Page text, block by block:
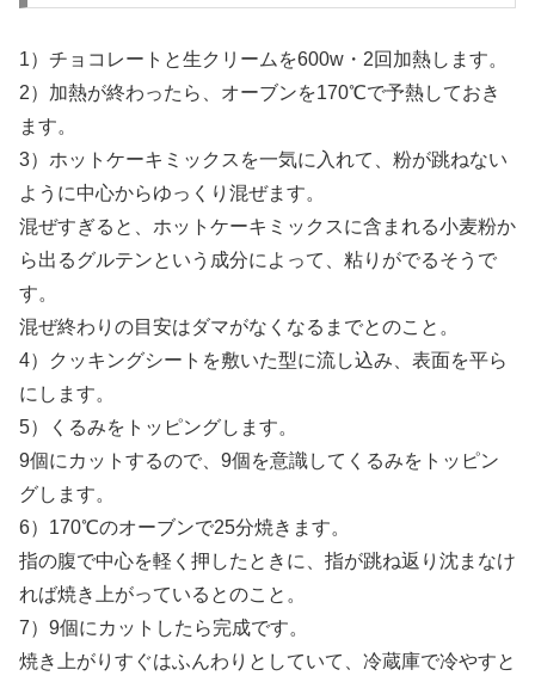
1）チョコレートと生クリームを600w・2回加熱します。
2）加熱が終わったら、オーブンを170℃で予熱しておき
ます。
3）ホットケーキミックスを一気に入れて、粉が跳ねない
ように中心からゆっくり混ぜます。
混ぜすぎると、ホットケーキミックスに含まれる小麦粉か
ら出るグルテンという成分によって、粘りがでるそうで
す。
混ぜ終わりの目安はダマがなくなるまでとのこと。
4）クッキングシートを敷いた型に流し込み、表面を平ら
にします。
5）くるみをトッピングします。
9個にカットするので、9個を意識してくるみをトッピン
グします。
6）170℃のオーブンで25分焼きます。
指の腹で中心を軽く押したときに、指が跳ね返り沈まなけ
れば焼き上がっているとのこと。
7）9個にカットしたら完成です。
焼き上がりすぐはふんわりとしていて、冷蔵庫で冷やすと